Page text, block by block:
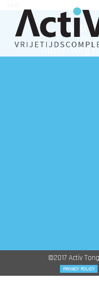
Activ
012
Rutterweg
©2017 Activ
PRIVACY POLICY